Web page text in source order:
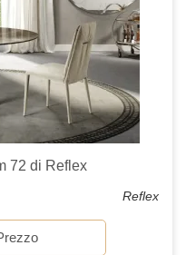
72 di Reflex
Reflex